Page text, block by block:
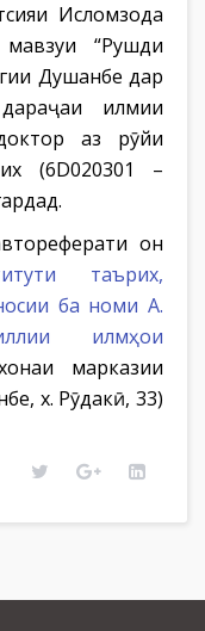
Исломзода
“Рушди
Душанбе дар
илмии
аз рӯйи
(6D020301 –
он
таърих,
ба номи А.
илмҳои
марказии
х. Рӯдакӣ, 33)